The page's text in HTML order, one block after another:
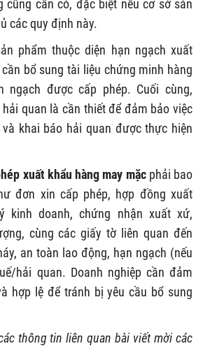
cũng cần có, đặc biệt nếu cơ sở sản
các quy định này.
phẩm thuộc diện hạn ngạch xuất
bổ sung tài liệu chứng minh hàng
ngạch được cấp phép. Cuối cùng,
quan là cần thiết để đảm bảo việc
khai báo hải quan được thực hiện
xuất khẩu hàng may mặcphải bao
đơn xin cấp phép, hợp đồng xuất
kinh doanh, chứng nhận xuất xứ,
cùng các giấy tờ liên quan đến
an toàn lao động, hạn ngạch (nếu
hải quan. Doanh nghiệp cần đảm
hợp lệ để tránh bị yêu cầu bổ sung
thông tin liên quan bài viết mời các